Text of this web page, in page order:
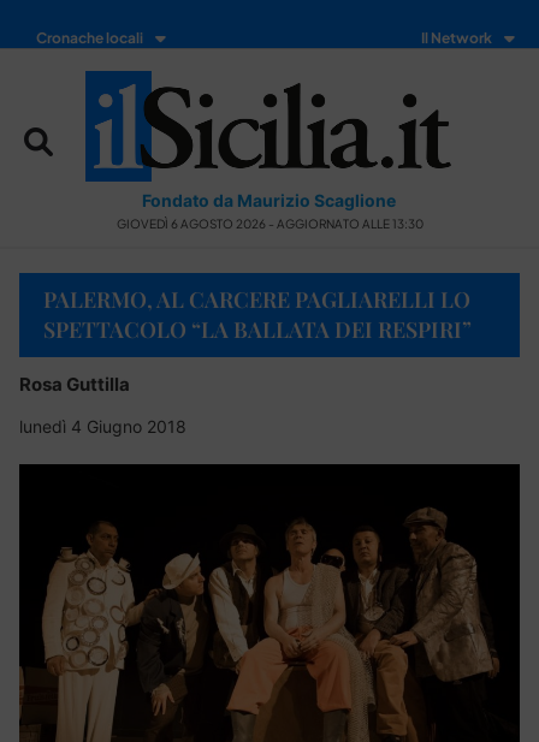
Cronache locali Il Network
Fondato da Maurizio Scaglione
GIOVEDÌ 6 AGOSTO 2026 - AGGIORNATO ALLE 13:30
PALERMO, AL CARCERE PAGLIARELLI LO
SPETTACOLO “LA BALLATA DEI RESPIRI”
Rosa Guttilla
lunedì 4 Giugno 2018